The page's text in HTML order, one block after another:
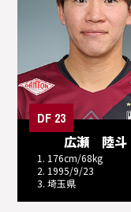
DF 23
広瀬 陸斗
1. 176cm/68kg
2. 1995/9/23
3. 埼玉県